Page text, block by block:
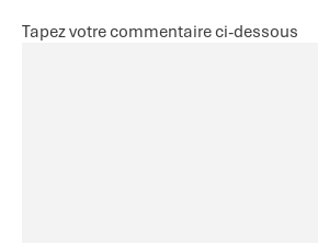
Tapez votre commentaire ci-dessous